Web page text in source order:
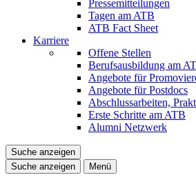
Pressemitteilungen
Tagen am ATB
ATB Fact Sheet
Karriere
Offene Stellen
Berufsausbildung am
Angebote für
Angebote für Postdocs
Abschlussarbeiten,
Erste Schritte am ATB
Alumni Netzwerk
Suche anzeigen
Suche anzeigen
Menü